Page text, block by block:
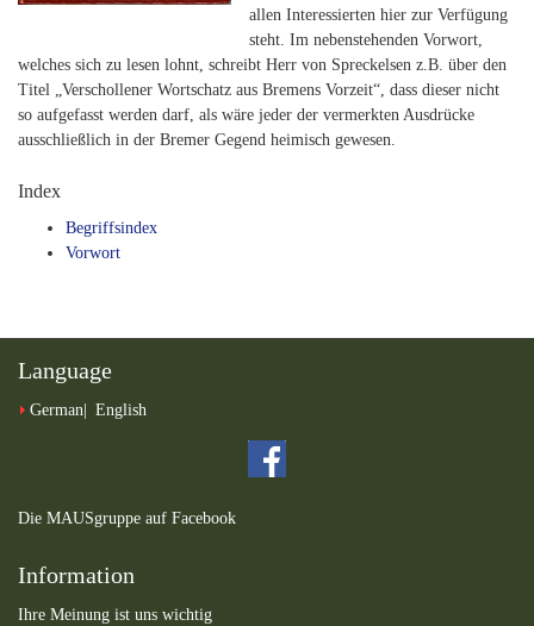
allen Interessierten hier zur Verfügung
steht. Im nebenstehenden Vorwort,
welches sich zu lesen lohnt, schreibt Herr von Spreckelsen z.B. über den
Titel „Verschollener Wortschatz aus Bremens Vorzeit“, dass dieser nicht
so aufgefasst werden darf, als wäre jeder der vermerkten Ausdrücke
ausschließlich in der Bremer Gegend heimisch gewesen.
Index
Begriffsindex
Vorwort
Language
German English
Die MAUSgruppe auf Facebook
Information
Ihre Meinung ist uns wichtig